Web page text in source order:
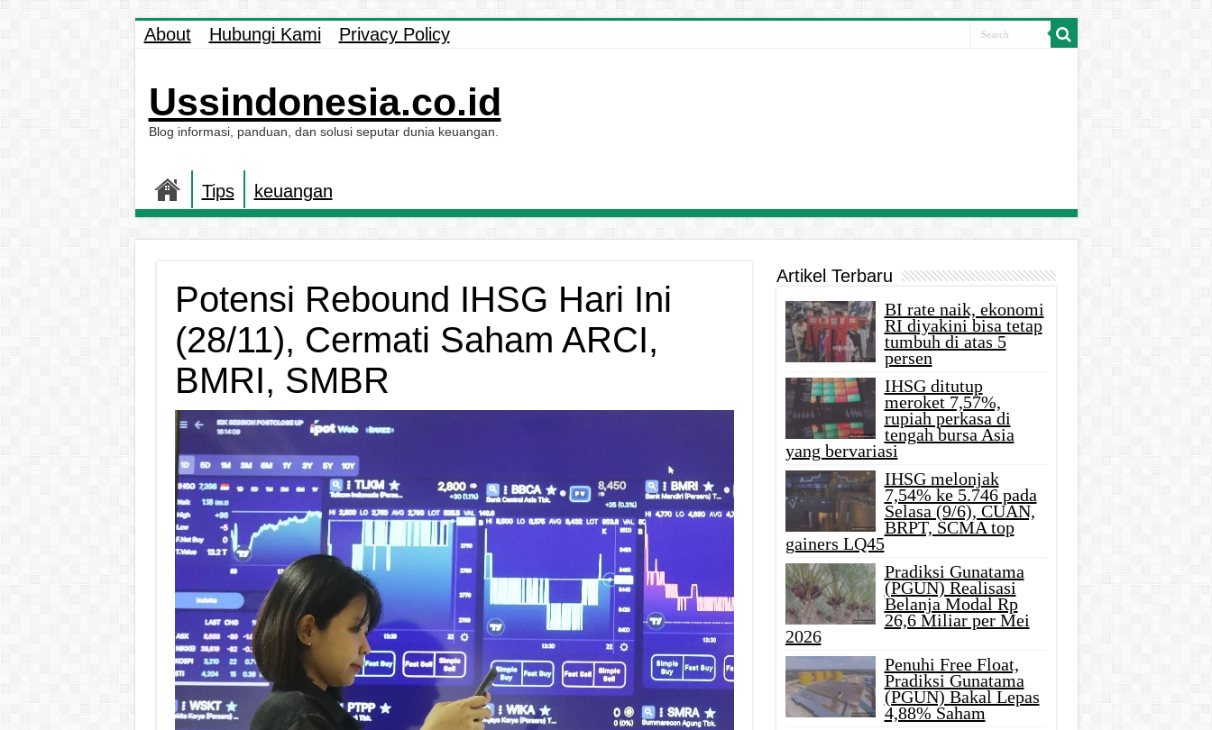
About Hubungi Kami Privacy Policy
Ussindonesia.co.id
Blog informasi, panduan, dan solusi seputar dunia keuangan.
Tips keuangan
Potensi Rebound IHSG Hari Ini
(28/11), Cermati Saham ARCI,
BMRI, SMBR
Artikel Terbaru
BI rate naik, ekonomi
RI diyakini bisa tetap
tumbuh di atas 5
persen
IHSG ditutup
meroket 7,57%,
rupiah perkasa di
tengah bursa Asia
yang bervariasi
IHSG melonjak
7,54% ke 5.746 pada
Selasa (9/6), CUAN,
BRPT, SCMA top
gainers LQ45
Pradiksi Gunatama
(PGUN) Realisasi
Belanja Modal Rp
26,6 Miliar per Mei
2026
Penuhi Free Float,
Pradiksi Gunatama
(PGUN) Bakal Lepas
4,88% Saham